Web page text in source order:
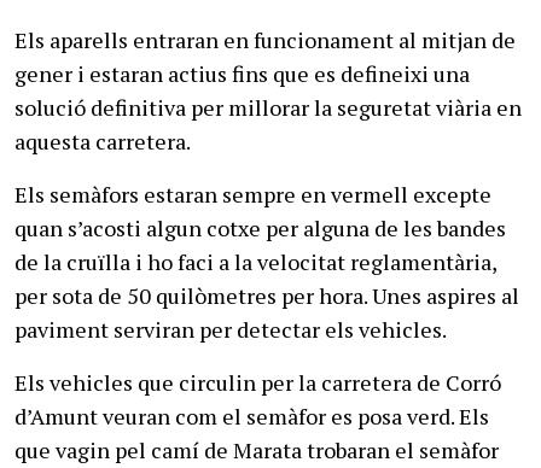
Els aparells entraran en funcionament al mitjan de
gener i estaran actius fins que es defineixi una
solució definitiva per millorar la seguretat viària en
aquesta carretera.
Els semàfors estaran sempre en vermell excepte
quan s’acosti algun cotxe per alguna de les bandes
de la cruïlla i ho faci a la velocitat reglamentària,
per sota de 50 quilòmetres per hora. Unes aspires al
paviment serviran per detectar els vehicles.
Els vehicles que circulin per la carretera de Corró
d’Amunt veuran com el semàfor es posa verd. Els
que vagin pel camí de Marata trobaran el semàfor